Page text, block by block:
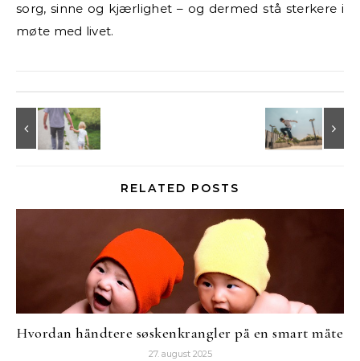
sorg, sinne og kjærlighet – og dermed stå sterkere i
møte med livet.
RELATED POSTS
Hvordan håndtere søskenkrangler på en smart måte
27. august 2025